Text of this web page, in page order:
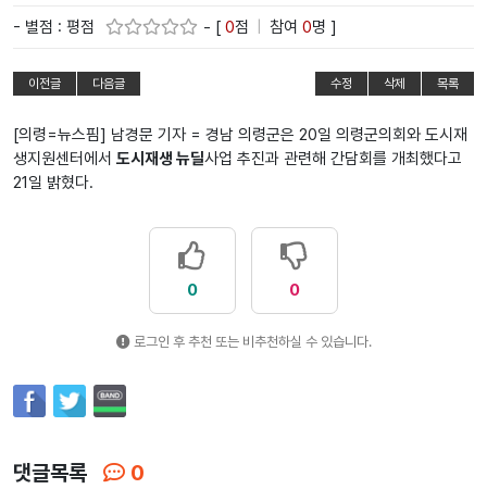
- 별점 : 평점 - [ 0점 참여 0명 ]
이전글 다음글 수정 삭제 목록
[의령=뉴스핌] 남경문 기자 = 경남 의령군은 20일 의령군의회와 도시재
생지원센터에서 도시재생 뉴딜사업 추진과 관련해 간담회를 개최했다고
21일 밝혔다.
0 0
로그인 후 추천 또는 비추천하실 수 있습니다.
댓글목록 0